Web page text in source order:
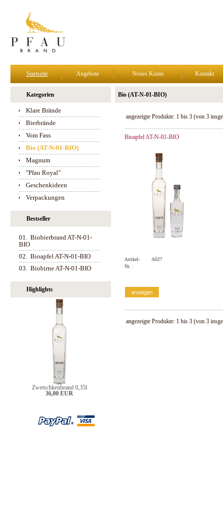
Startseite Angebote Neues Konto Kontakt
Kategorien
Klare Brände
Bierbrände
Vom Fass
Bio (AT-N-01-BIO)
Magnum
"Pfau Royal"
Geschenkideen
Verpackungen
Bestseller
01. Biobierbrand AT-N-01-
BIO
02. Bioapfel AT-N-01-BIO
03. Biobirne AT-N-01-BIO
Highlights
Zwetschkenbrand 0,35l
36,00 EUR
Bio (AT-N-01-BIO)
angezeigte Produkte: 1 bis 3 (von 3
Bioapfel AT-N-01-BIO
Artikel-
Nr. :
A027
angezeigte Produkte: 1 bis 3 (von 3